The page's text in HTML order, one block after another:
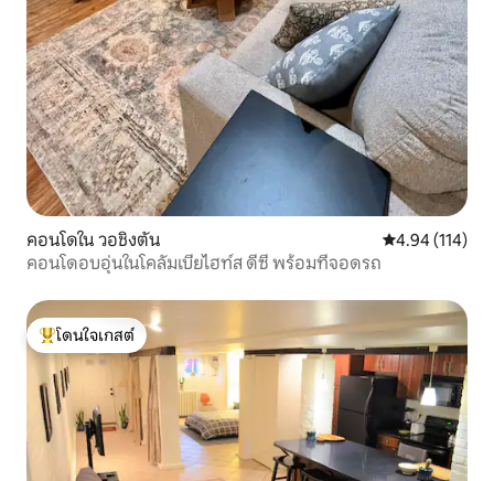
คอนโดใน วอชิงตัน คะแนนเฉลี่ย
4.94 (114)
คอนโดอบอุ่นในโคลัมเบียไฮท์ส ดีซี พร้อมที่จอดรถ
โดนใจเกสต์ที่สุด
โดนใจเกสต์